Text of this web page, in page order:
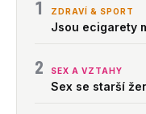
1 ZDRAVÍ & SPORT
Jsou ecigarety
2 SEX A VZTAHY
Sex se starší